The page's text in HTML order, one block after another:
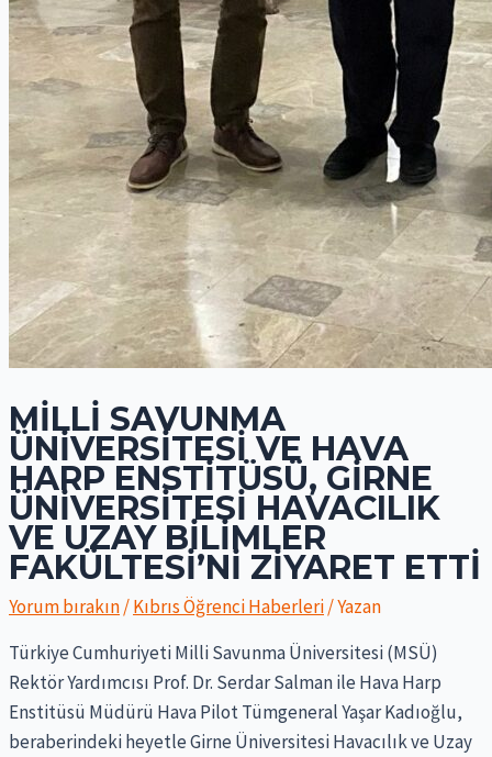
MILLI SAVUNMA
ÜNIVERSITESI VE HAVA
HARP ENSTITÜSÜ, GIRNE
ÜNIVERSITESI HAVACILIK
VE UZAY BILIMLER
FAKÜLTESI’NI ZIYARET ETTI
Yorum bırakın/Kıbrıs Öğrenci Haberleri/ Yazan
Türkiye Cumhuriyeti Milli Savunma Üniversitesi (MSÜ)
Rektör Yardımcısı Prof. Dr. Serdar Salman ile Hava Harp
Enstitüsü Müdürü Hava Pilot Tümgeneral Yaşar Kadıoğlu,
beraberindeki heyetle Girne Üniversitesi Havacılık ve Uzay